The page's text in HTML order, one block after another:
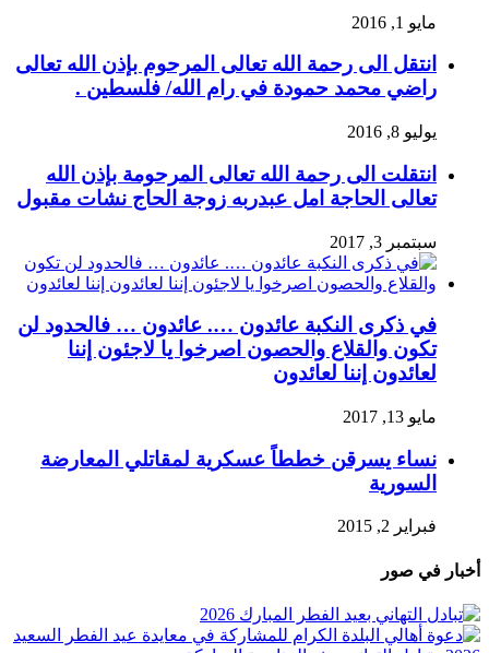
مايو 1, 2016
انتقل الى رحمة الله تعالى المرحوم بإذن الله تعالى
راضي محمد حمودة في رام الله/ فلسطين .
يوليو 8, 2016
انتقلت الى رحمة الله تعالى المرحومة بإذن الله
تعالى الحاجة امل عبدربه زوجة الحاج نشات مقبول
سبتمبر 3, 2017
في ذكرى النكبة عائدون …. عائدون … فالحدود لن
تكون والقلاع والحصون اصرخوا يا لاجئون إننا
لعائدون إننا لعائدون
مايو 13, 2017
نساء يسرقن خططاً عسكرية لمقاتلي المعارضة
السورية
فبراير 2, 2015
أخبار في صور